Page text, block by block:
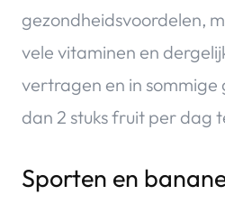
gezondheidsvoordelen,
vele vitaminen en
vertragen en in
dan 2 stuks fruit per dag
Sporten en